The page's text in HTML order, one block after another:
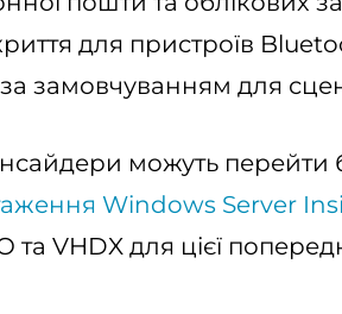
для пристроїв
замовчуванням для
можуть перейти
Windows Server
та VHDX для цієї